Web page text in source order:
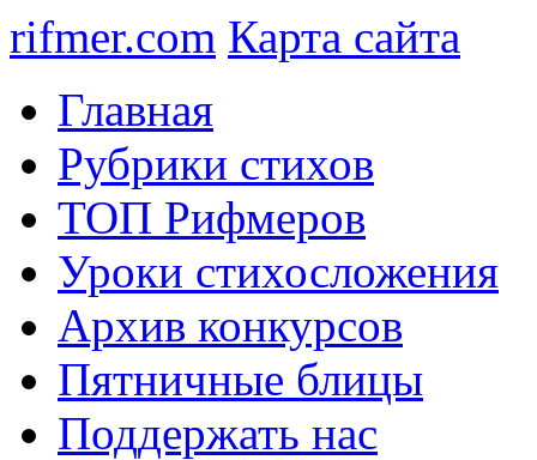
rifmer.com Карта сайта
Главная
Рубрики стихов
ТОП Рифмеров
Уроки стихосложения
Архив конкурсов
Пятничные блицы
Поддержать нас